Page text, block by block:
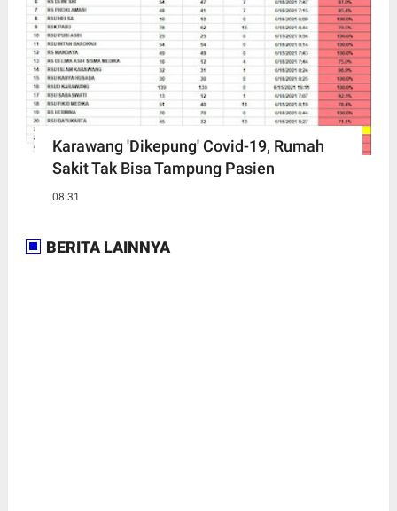
Karawang 'Dikepung' Covid-19, Rumah
Sakit Tak Bisa Tampung Pasien
08:31
BERITA LAINNYA